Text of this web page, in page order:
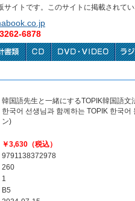
イトです。このサイトに掲載されて
6878
韓国語先生と一緒にするTOPIK韓国語
한국어 선생님과 함께하는 TOPIK 한국
ン)
￥3,630（税込）
9791138372978
260
1
B5